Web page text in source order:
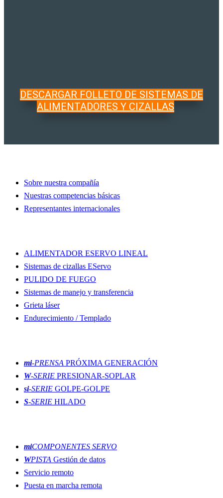
DESCARGAR FOLLETO DE SISTEMAS DE
ALIMENTADORES Y CIZALLAS
Sobre nuestra compañía
Nuestras competencias básicas
Representantes internacionales
ALIMENTADOR ESERVO LINEAL
Sistemas de cizallas EServo
PULIDO DE FUEGO
Sistemas de manejo y transferencia
Grieta láser
Endurecimiento / Templado
mi-PRENSA PRÓXIMA GENERACIÓN
W-SERIE PRESIONAR-SOPLAR
si-SERIE GOLPE-GOLPE
S-SERIE HILADO
miCOMPONENTES SERVO
WPISTA Gestión de datos
Servicio remoto
Puesta en marcha remota